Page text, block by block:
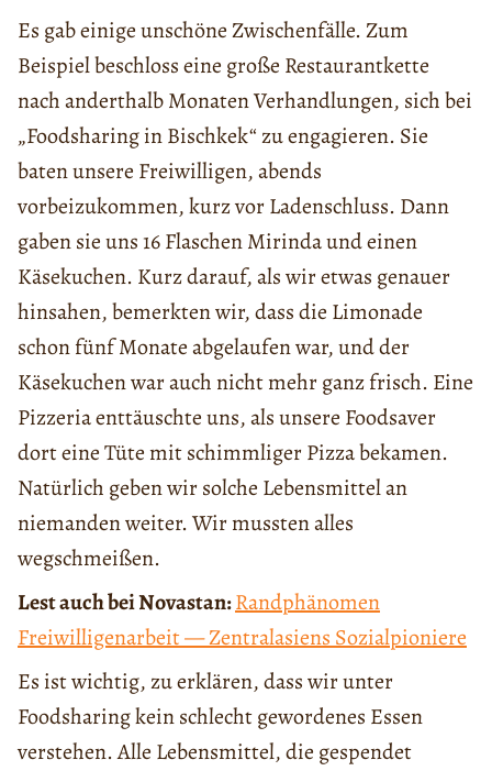
Es gab einige unschöne Zwischenfälle. Zum
Beispiel beschloss eine große Restaurantkette
nach anderthalb Monaten Verhandlungen, sich bei
„Foodsharing in Bischkek“ zu engagieren. Sie
baten unsere Freiwilligen, abends
vorbeizukommen, kurz vor Ladenschluss. Dann
gaben sie uns 16 Flaschen Mirinda und einen
Käsekuchen. Kurz darauf, als wir etwas genauer
hinsahen, bemerkten wir, dass die Limonade
schon fünf Monate abgelaufen war, und der
Käsekuchen war auch nicht mehr ganz frisch. Eine
Pizzeria enttäuschte uns, als unsere Foodsaver
dort eine Tüte mit schimmliger Pizza bekamen.
Natürlich geben wir solche Lebensmittel an
niemanden weiter. Wir mussten alles
wegschmeißen.
Lest auch bei Novastan:Randphänomen
Freiwilligenarbeit — Zentralasiens Sozialpioniere
Es ist wichtig, zu erklären, dass wir unter
Foodsharing kein schlecht gewordenes Essen
verstehen. Alle Lebensmittel, die gespendet